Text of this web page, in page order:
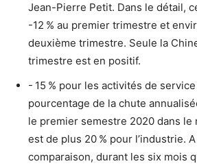
Jean-Pierre Petit. Dans le détail,
-12 % au premier trimestre et
deuxième trimestre. Seule la
trimestre est en positif.
- 15 % pour les activités de service
pourcentage de la chute
le premier semestre 2020 dans le
est de plus 20 % pour l’industrie.
comparaison, durant les six mois